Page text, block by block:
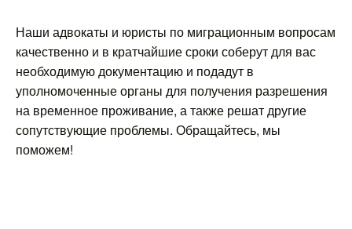
Наши адвокаты и юристы по миграционным вопросам
качественно и в кратчайшие сроки соберут для вас
необходимую документацию и подадут в
уполномоченные органы для получения разрешения
на временное проживание, а также решат другие
сопутствующие проблемы. Обращайтесь, мы
поможем!